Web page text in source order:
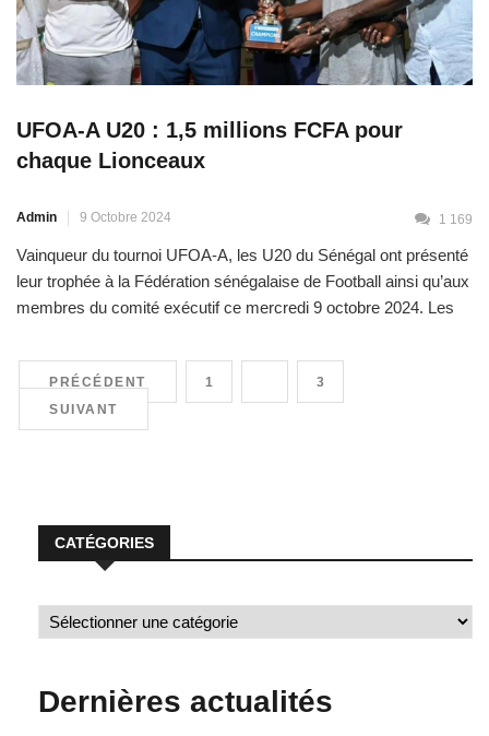
UFOA-A U20 : 1,5 millions FCFA pour
chaque Lionceaux
Admin 9 Octobre 2024 1 169
Vainqueur du tournoi UFOA-A, les U20 du Sénégal ont présenté
leur trophée à la Fédération sénégalaise de Football ainsi qu’aux
membres du comité exécutif ce mercredi 9 octobre 2024. Les
Senghor et également par le directeur technique national,
Mayacine Mar. Chaque joueur est […]
PRÉCÉDENT 1
3
SUIVANT
CATÉGORIES
Dernières actualités